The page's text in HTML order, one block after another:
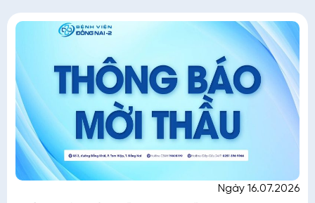
Ngày 16.07.2026